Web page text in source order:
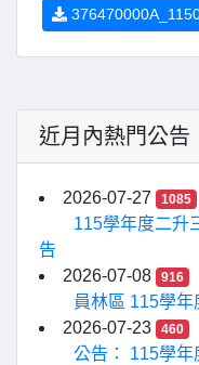
近月內熱門公告
2026-07-27 1085
115學年度二升
告
2026-07-08
916
員林區 115學
2026-07-23
460
公告： 115學